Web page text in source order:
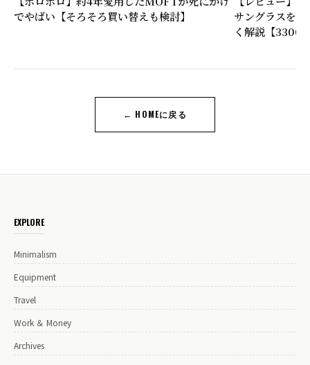
でやばい【そろそろ買い替えも検討】
サングラスを
く解説【
← HOMEに戻る
EXPLORE
Minimalism
Equipment
Travel
Work ＆ Money
Archives